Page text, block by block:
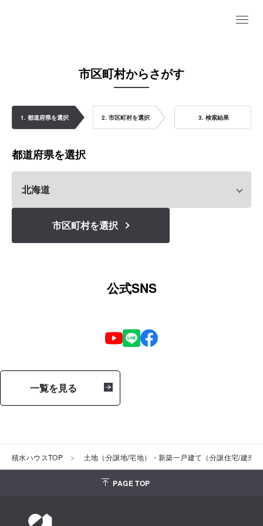
市区町村からさがす
1. 都道府県を選択 2. 市区町村を選択 3. 検索結果
都道府県を選択
市区町村を選択
公式SNS
一覧を見る
積水ハウスTOP 土地（分譲地/宅地）・新築一戸建て（分譲住宅/建売
PAGE TOP